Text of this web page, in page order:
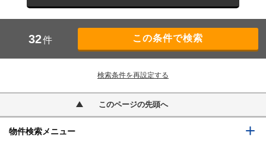
32件
検索条件を再設定する
このページの先頭へ
物件検索メニュー